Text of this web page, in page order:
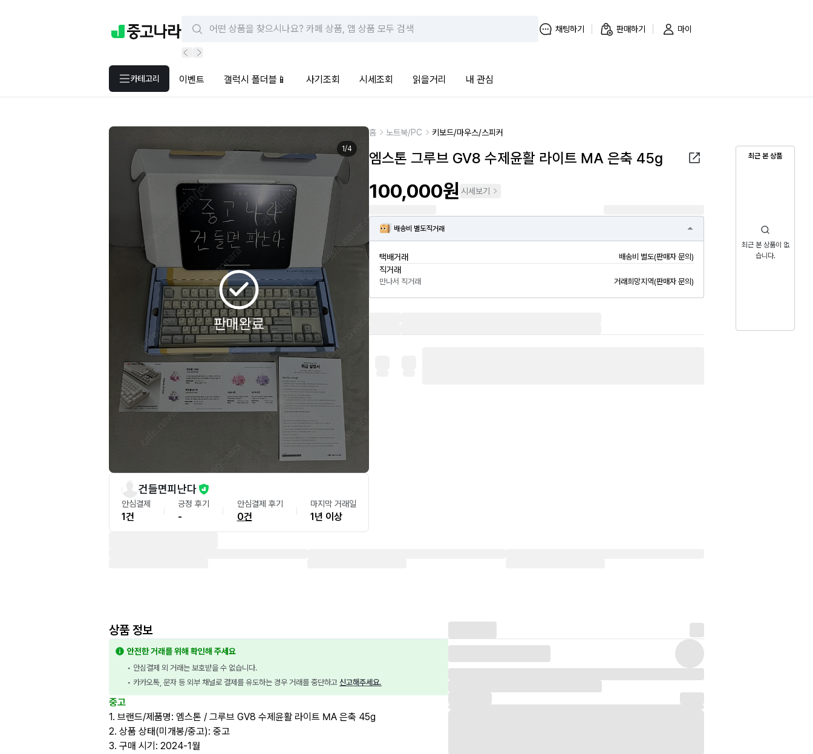
채팅하기 판매하기 마이
카테고리 이벤트 갤럭시 폴더블📱 사기조회 시세조회 읽을거리 내 관심
최근 본 상품
최근 본 상품이 없
습니다.
판매완료
1/4
건들면피난다
안심결제
1건
긍정 후기
-
안심결제 후기
0건
마지막 거래일
1년 이상
홈 노트북/PC 키보드/마우스/스피커
엠스톤 그루브 GV8 수제윤활 라이트 MA 은축 45g
100,000원 시세보기
배송비 별도직거래
택배거래 배송비 별도(판매자 문의)
직거래
만나서 직거래 거래희망지역(판매자 문의)
상품 정보
안전한 거래를 위해 확인해 주세요
• 안심결제 외 거래는 보호받을 수 없습니다.
• 카카오톡, 문자 등 외부 채널로 결제를 유도하는 경우 거래를 중단하고 신고해주세요.
중고
1. 브랜드/제품명: 엠스톤 / 그루브 GV8 수제윤활 라이트 MA 은축 45g
2. 상품 상태(미개봉/중고): 중고
3. 구매 시기: 2024-1월